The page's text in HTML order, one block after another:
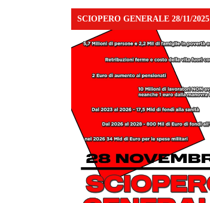
SCIOPERO GENERALE 28/11/2025